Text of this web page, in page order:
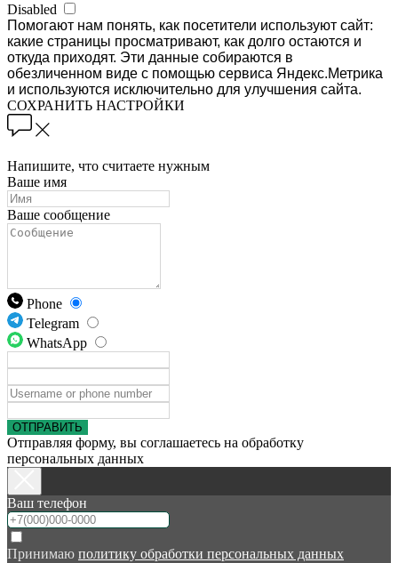
Disabled
Помогают нам понять, как посетители используют сайт:
какие страницы просматривают, как долго остаются и
откуда приходят. Эти данные собираются в
обезличенном виде с помощью сервиса Яндекс.Метрика
и используются исключительно для улучшения сайта.
СОХРАНИТЬ НАСТРОЙКИ
Напишите, что считаете нужным
Ваше имя
Ваше сообщение
Phone
Telegram
WhatsApp
ОТПРАВИТЬ
Отправляя форму, вы соглашаетесь на обработку
персональных данных
Ваш телефон
Принимаю политику обработки персональных данных